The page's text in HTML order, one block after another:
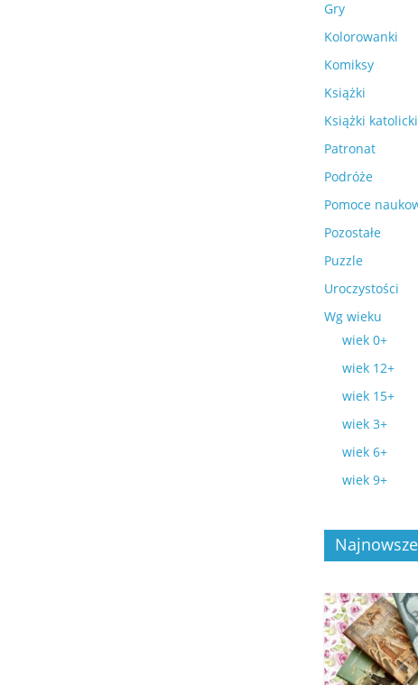
Gry
Kolorowanki
Komiksy
Książki
Książki
Patronat
Podróże
Pomoce
Pozostałe
Puzzle
Uroczystości
Wg wieku
wiek 0+
wiek 12+
wiek 15+
wiek 3+
wiek 6+
wiek 9+
Najnowsze